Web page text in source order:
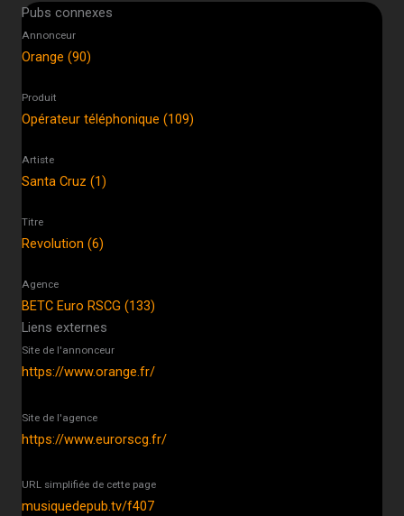
Pubs connexes
Annonceur
Orange (90)
Produit
Opérateur téléphonique (109)
Artiste
Santa Cruz (1)
Titre
Revolution (6)
Agence
BETC Euro RSCG (133)
Liens externes
Site de l'annonceur
https://www.orange.fr/
Site de l'agence
https://www.eurorscg.fr/
URL simplifiée de cette page
musiquedepub.tv/f407